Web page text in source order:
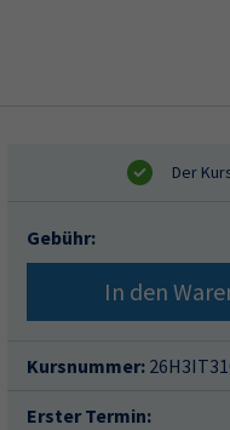
Gebühr:
In den
Kursnummer:
Erster Termin: